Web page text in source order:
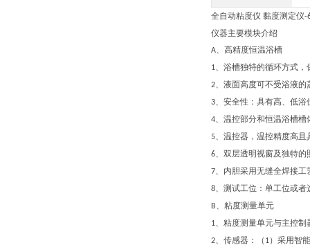
全自动粘度仪 黏度测定仪-
仪器主要模块介绍
A、高精度恒温浴槽
1、 浴槽独特的循环方式，
2、 液面高度可不受浴液的
3、 安全性：具有高、低浴
4、 温控部分和恒温浴槽槽
5、 温控器，温控精度高且
6、 双层透明视窗及独特的
7、 内胆采用无缝全焊接
8、测试工位：单工位或者
B、粘度测量单元
1、 粘度测量单元与主控制
2、 传感器：（ 1）采用智